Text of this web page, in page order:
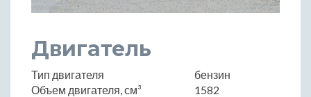
Двигатель
Тип двигателя
бензин
Объем двигателя, см³
1582